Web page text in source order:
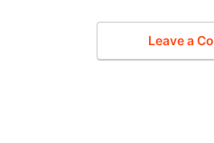
Leave a